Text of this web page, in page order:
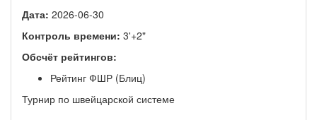
Дата: 2026-06-30
Контроль времени: 3'+2"
Обсчёт рейтингов:
Рейтинг ФШР (Блиц)
Турнир по швейцарской системе